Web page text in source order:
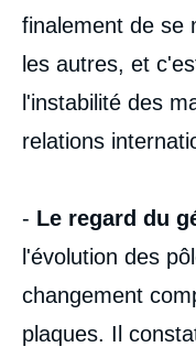
finalement de se
les autres, et
l'instabilité des
relations
- Le regard du
l'évolution des
changement
plaques. Il